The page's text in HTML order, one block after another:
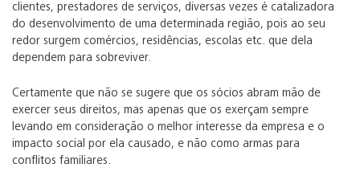
clientes, prestadores de serviços, diversas vezes é catalizadora
do desenvolvimento de uma determinada região, pois ao seu
redor surgem comércios, residências, escolas etc. que dela
dependem para sobreviver.
Certamente que não se sugere que os sócios abram mão de
exercer seus direitos, mas apenas que os exerçam sempre
levando em consideração o melhor interesse da empresa e o
impacto social por ela causado, e não como armas para
conflitos familiares.